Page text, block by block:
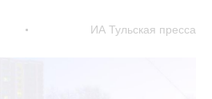
ИА Тульская пресса